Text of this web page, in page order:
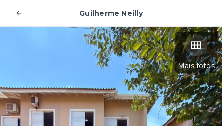
Guilherme Neilly
Mais fotos